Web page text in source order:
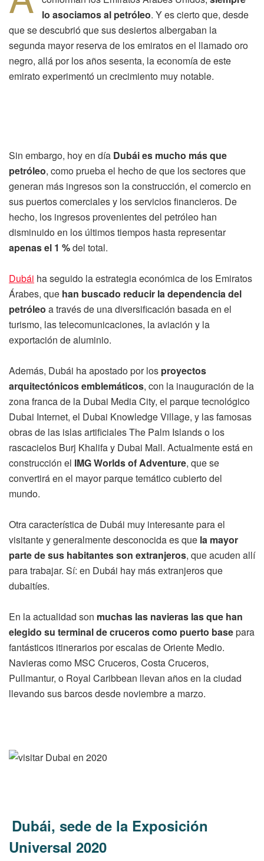
lo asociamos al petróleo. Y es cierto que, desde
que se descubrió que sus desiertos albergaban la
segunda mayor reserva de los emiratos en el llamado oro
negro, allá por los años sesenta, la economía de este
emirato experimentó un crecimiento muy notable.
Sin embargo, hoy en día Dubái es mucho más que
petróleo, como prueba el hecho de que los sectores que
generan más ingresos son la construcción, el comercio en
sus puertos comerciales y los servicios financieros. De
hecho, los ingresos provenientes del petróleo han
disminuido en los últimos tiempos hasta representar
apenas el 1 %del total.
Dubái ha seguido la estrategia económica de los Emiratos
Árabes, que han buscado reducir la dependencia del
petróleo a través de una diversificación basada en el
turismo, las telecomunicaciones, la aviación y la
exportación de aluminio.
Además, Dubái ha apostado por los proyectos
arquitectónicos emblemáticos, con la inauguración de la
zona franca de la Dubai Media City, el parque tecnológico
Dubai Internet, el Dubai Knowledge Village, y las famosas
obras de las islas artificiales The Palm Islands o los
rascacielos Burj Khalifa y Dubai Mall. Actualmente está en
construcción el IMG Worlds of Adventure, que se
convertirá en el mayor parque temático cubierto del
mundo.
Otra característica de Dubái muy interesante para el
visitante y generalmente desconocida es que la mayor
parte de sus habitantes son extranjeros, que acuden allí
para trabajar. Sí: en Dubái hay más extranjeros que
dubaitíes.
En la actualidad son muchas las navieras las que han
elegido su terminal de cruceros como puerto basepara
fantásticos itinerarios por escalas de Oriente Medio.
Navieras como MSC Cruceros, Costa Cruceros,
Pullmantur, o Royal Caribbean llevan años en la ciudad
llevando sus barcos desde noviembre a marzo.
Dubái, sede de la Exposición
Universal 2020